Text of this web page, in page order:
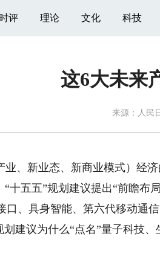
时评 理论 文化 科技
这6大未来
来源： 人民
、新业态、新商业模式）经济
十五五”规划建议提出“前瞻布
、具身智能、第六代移动通信
建议为什么“点名”量子科技、